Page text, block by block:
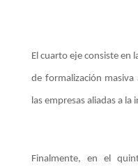
El cuarto eje consiste en
de formalización
las empresas aliadas a la
Finalmente, en el